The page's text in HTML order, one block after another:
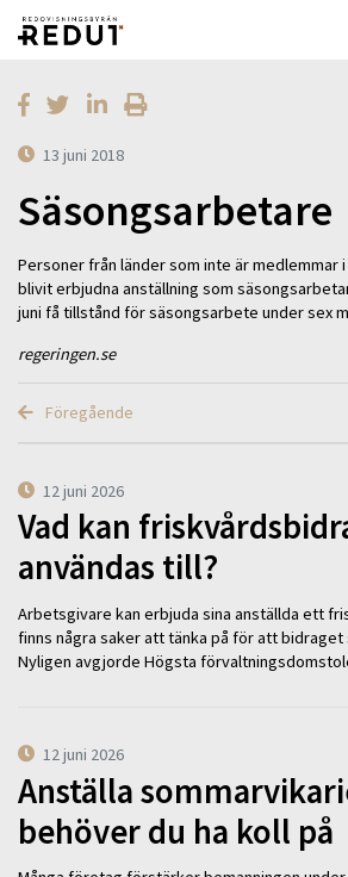
13 juni 2018
Säsongsarbetare
Personer från länder som inte är medlemmar i
blivit erbjudna anställning som
juni få tillstånd för säsongsarbete under sex
regeringen.se
Föregående
12 juni 2026
Vad kan
användas till?
Arbetsgivare kan erbjuda sina anställda ett
finns några saker att tänka på för att
Nyligen avgjorde Högsta
12 juni 2026
Anställa
behöver du ha koll på